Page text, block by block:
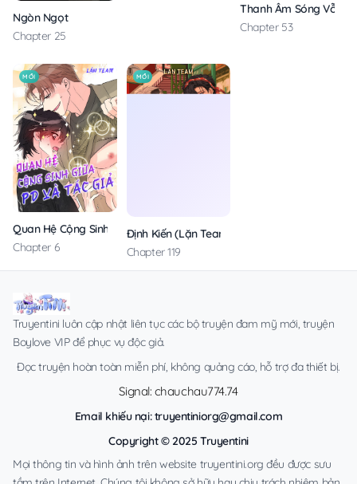
Ngòn Ngọt
Chapter 25
Thanh Âm Sóng Vỗ
Chapter 53
MỚI
Quan Hệ Cộng Sinh Giữa PD Và Tác Giả
Chapter 6
MỚI
Định Kiến (Lặn Team)
Chapter 119
Truyentini luôn cập nhật liên tục các bộ truyện đam mỹ mới, truyện
Boylove VIP để phục vụ độc giả.
Đọc truyện hoàn toàn miễn phí, không quảng cáo, hỗ trợ đa thiết bị.
Signal: chauchau774.74
Email khiếu nại:truyentiniorg@gmail.com
Copyright © 2025 Truyentini
Mọi thông tin và hình ảnh trên website truyentini.org đều được sưu